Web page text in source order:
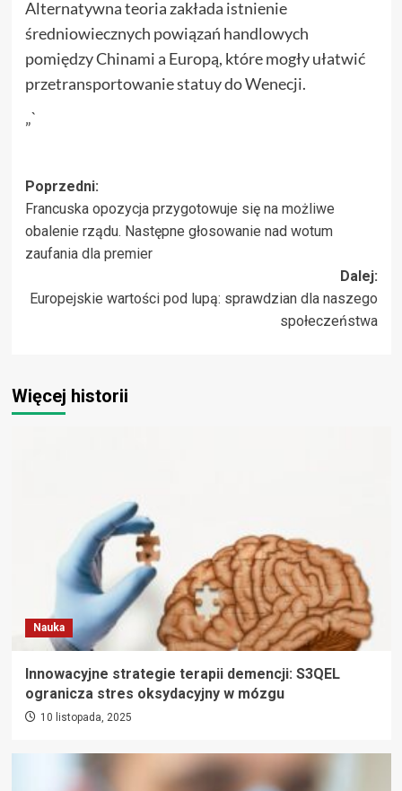
Alternatywna teoria zakłada istnienie
średniowiecznych powiązań handlowych
pomiędzy Chinami a Europą, które mogły ułatwić
przetransportowanie statuy do Wenecji.
„`
Zobacz
wpisy
Poprzedni:
Francuska opozycja przygotowuje się na możliwe
obalenie rządu. Następne głosowanie nad wotum
zaufania dla premier
Dalej:
Europejskie wartości pod lupą: sprawdzian dla naszego
społeczeństwa
Więcej historii
Nauka
Innowacyjne strategie terapii demencji: S3QEL
ogranicza stres oksydacyjny w mózgu
10 listopada, 2025